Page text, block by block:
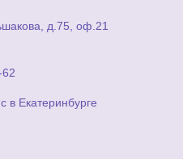
д.75, оф.21
в Екатеринбурге